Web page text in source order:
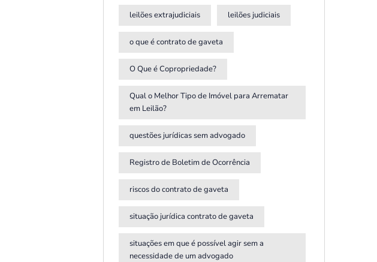
leilões extrajudiciais leilões judiciais
o que é contrato de gaveta
O Que é Copropriedade?
Qual o Melhor Tipo de Imóvel para Arrematar
em Leilão?
questões jurídicas sem advogado
Registro de Boletim de Ocorrência
riscos do contrato de gaveta
situação jurídica contrato de gaveta
situações em que é possível agir sem a
necessidade de um advogado